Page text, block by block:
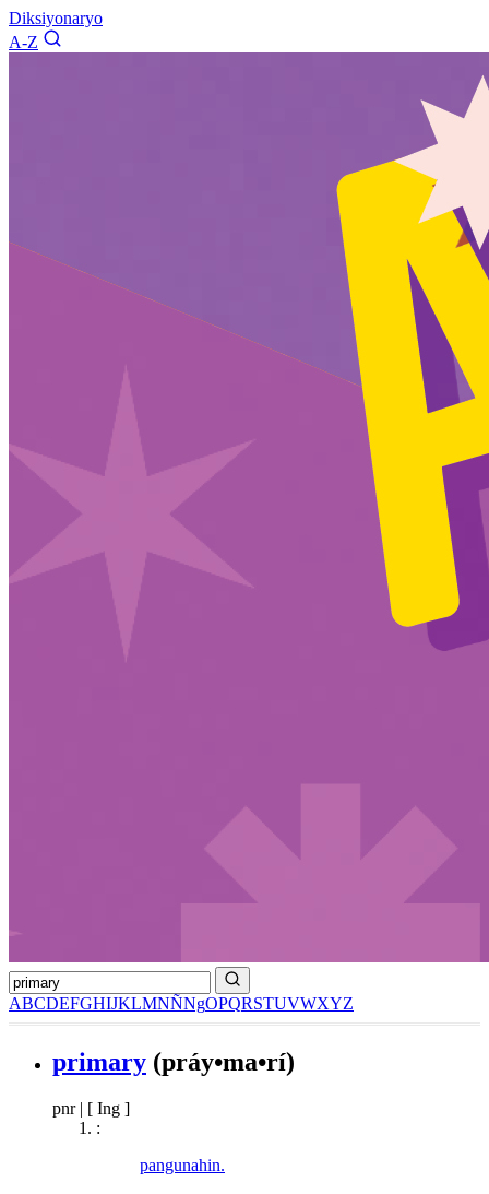
Diksiyonaryo
A-Z
ABCDEFGHIJKLMNÑNgOPQRSTUVWXYZ
primary (práy•ma•rí)
pnr | [ Ing ]
:
pangunahin.